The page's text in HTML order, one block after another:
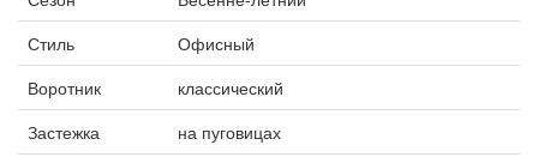
Стиль
Офисный
Воротник
классический
Застежка
на пуговицах